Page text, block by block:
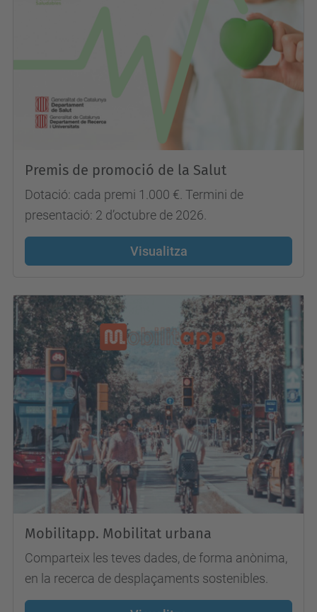
Premis de promoció de la Salut
Dotació: cada premi 1.000 €. Termini de
presentació: 2 d’octubre de 2026.
Visualitza
Mobilitapp. Mobilitat urbana
Comparteix les teves dades, de forma anònima,
en la recerca de desplaçaments sostenibles.